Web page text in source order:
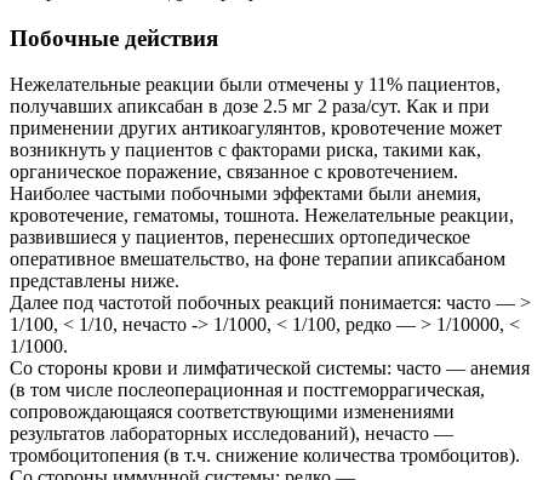
Побочные действия
Нежелательные реакции были отмечены у 11% пациентов,
получавших апиксабан в дозе 2.5 мг 2 раза/сут. Как и при
применении других антикоагулянтов, кровотечение может
возникнуть у пациентов с факторами риска, такими как,
органическое поражение, связанное с кровотечением.
Наиболее частыми побочными эффектами были анемия,
кровотечение, гематомы, тошнота. Нежелательные реакции,
развившиеся у пациентов, перенесших ортопедическое
оперативное вмешательство, на фоне терапии апиксабаном
представлены ниже.
Далее под частотой побочных реакций понимается: часто — >
1/100, < 1/10, нечасто -> 1/1000, < 1/100, редко — > 1/10000, <
1/1000.
Со стороны крови и лимфатической системы: часто — анемия
(в том числе послеоперационная и постгеморрагическая,
сопровождающаяся соответствующими изменениями
результатов лабораторных исследований), нечасто —
тромбоцитопения (в т.ч. снижение количества тромбоцитов).